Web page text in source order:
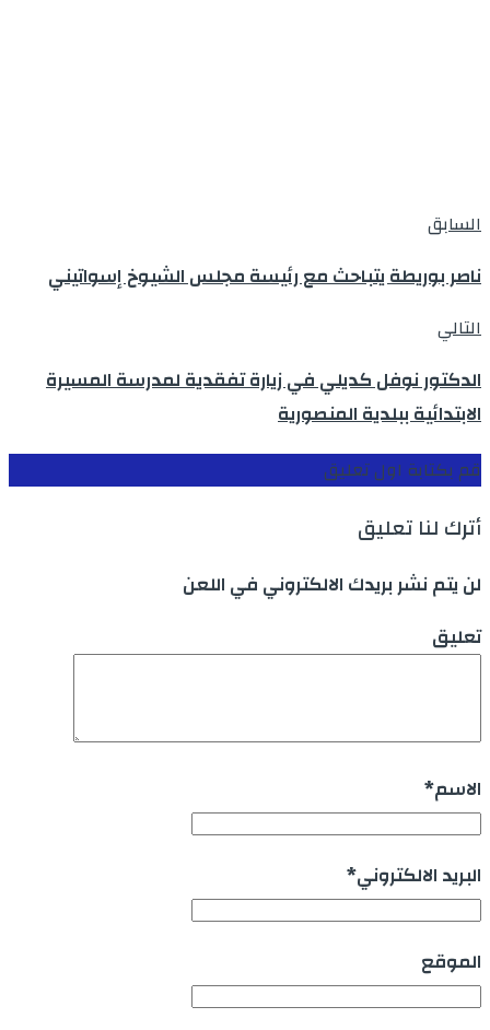
السابق
ناصر بوريطة يتباحث مع رئيسة مجلس الشيوخ إسواتيني
التالي
الدكتور نوفل كديلي في زيارة تفقدية لمدرسة المسيرة
الابتدائية ببلدية المنصورية
قم بكتابة اول تعليق
أترك لنا تعليق
لن يتم نشر بريدك الالكتروني في اللعن
تعليق
الاسم*
البريد الالكتروني*
الموقع